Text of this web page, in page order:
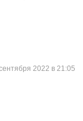
2022 в 21:05